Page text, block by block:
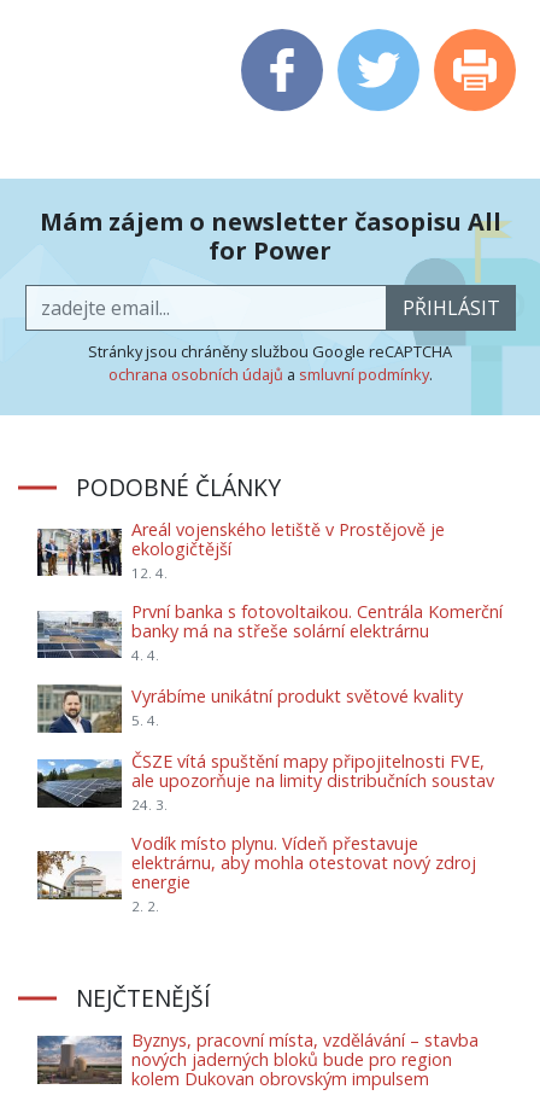
Mám zájem o newsletter časopisu All
for Power
PŘIHLÁSIT
Stránky jsou chráněny službou Google reCAPTCHA
ochrana osobních údajů a smluvní podmínky.
PODOBNÉ ČLÁNKY
Areál vojenského letiště v Prostějově je
ekologičtější
12. 4.
První banka s fotovoltaikou. Centrála Komerční
banky má na střeše solární elektrárnu
4. 4.
Vyrábíme unikátní produkt světové kvality
5. 4.
ČSZE vítá spuštění mapy připojitelnosti FVE,
ale upozorňuje na limity distribučních soustav
24. 3.
Vodík místo plynu. Vídeň přestavuje
elektrárnu, aby mohla otestovat nový zdroj
energie
2. 2.
NEJČTENĚJŠÍ
Byznys, pracovní místa, vzdělávání – stavba
nových jaderných bloků bude pro region
kolem Dukovan obrovským impulsem